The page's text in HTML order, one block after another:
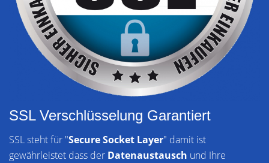
SSL Verschlüsselung Garantiert
SSL steht für "Secure Socket Layer" damit ist
gewährleistet dass der Datenaustausch und Ihre